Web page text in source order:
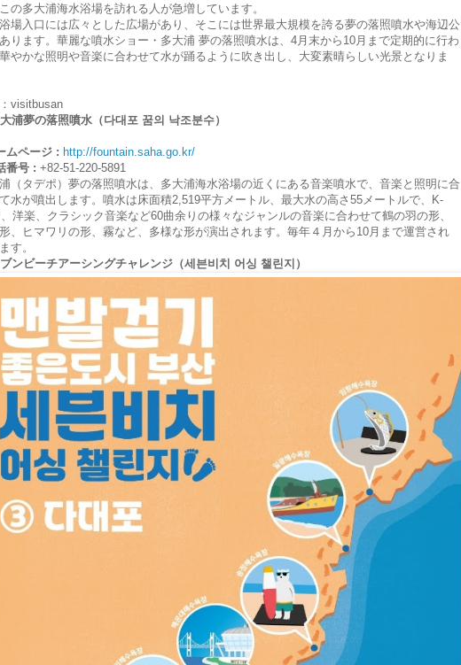
の多大浦海水浴場を訪れる人が急増しています。
場入口には広々とした広場があり、そこには世界最大規模を誇る夢の落照噴水や海辺公
ります。華麗な噴水ショー・多大浦 夢の落照噴水は、4月末から10月まで定期的に行わ
やかな照明や音楽に合わせて水が踊るように吹き出し、大変素晴らしい光景となりま
visitbusan
浦夢の落照噴水（다대포 꿈의 낙조분수）
ムページ : http://fountain.saha.go.kr/
番号 : +82-51-220-5891
（タデポ）夢の落照噴水は、多大浦海水浴場の近くにある音楽噴水で、音楽と照明に合
水が噴出します。噴水は床面積2,519平方メートル、最大水の高さ55メートルで、K-
洋楽、クラシック音楽など60曲余りの様々なジャンルの音楽に合わせて鶴の羽の形、
、ヒマワリの形、霧など、多様な形が演出されます。毎年４月から10月まで運営され
す。
ンビーチアーシングチャレンジ（세븐비치 어싱 챌린지）